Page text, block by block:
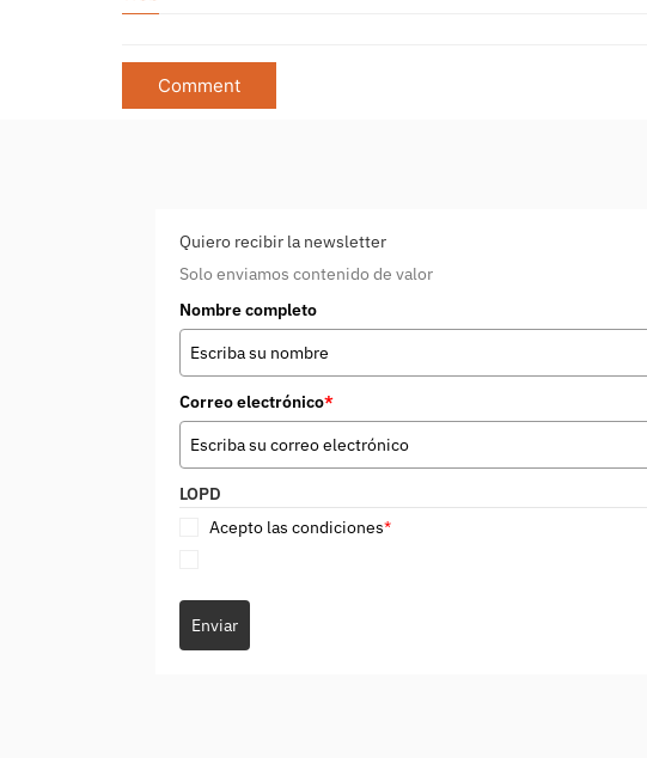
Quiero recibir la newsletter
Solo enviamos contenido de valor
Nombre completo
Correo electrónico*
LOPD
Acepto las condiciones*
Enviar